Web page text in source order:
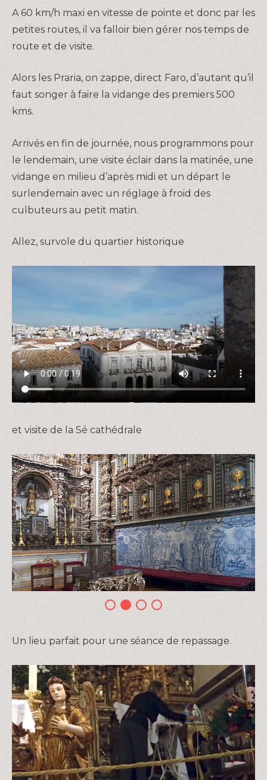
A 60 km/h maxi en vitesse de pointe et donc par les
petites routes, il va falloir bien gérer nos temps de
route et de visite.
Alors les Praria, on zappe, direct Faro, d’autant qu’il
faut songer à faire la vidange des premiers 500
kms.
Arrivés en fin de journée, nous programmons pour
le lendemain, une visite éclair dans la matinée, une
vidange en milieu d’après midi et un départ le
surlendemain avec un réglage à froid des
culbuteurs au petit matin.
Allez, survole du quartier historique
et visite de la Sé cathédrale
Un lieu parfait pour une séance de repassage.